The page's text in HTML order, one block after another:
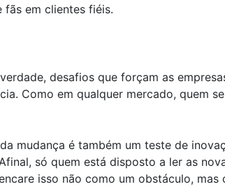
fãs em clientes fiéis.
desafios que forçam as
Como em qualquer mercado, quem
mudança é também um teste de
só quem está disposto a ler as
isso não como um obstáculo, mas